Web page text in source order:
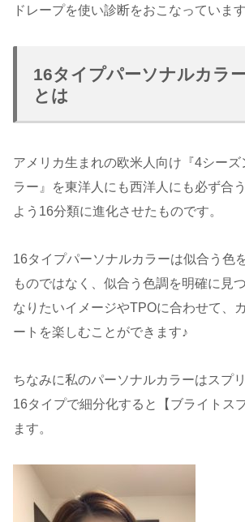
ドレープを使い診断をおこなっています
16タイプパーソナルカラ
とは
アメリカ生まれの欧米人向け『4シーズ
ラー』を東洋人にも西洋人にも必ず合
よう16分類に進化させたものです。
16タイプパーソナルカラーは似合う色
ものではなく、似合う色調を明確に見
なりたいイメージやTPOに合わせて、
ートを楽しむことができます♪
ちなみに私のパーソナルカラーはスプリ
16タイプで細分化すると【ブライトス
ます。